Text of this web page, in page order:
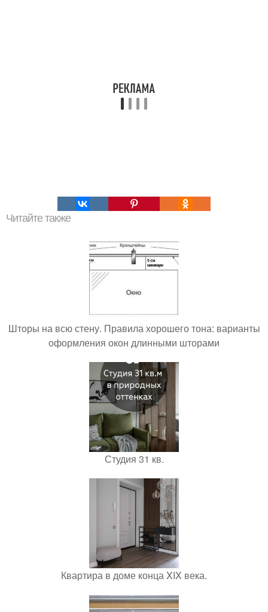
Читайте также
Шторы на всю стену. Правила хорошего тона: варианты
оформления окон длинными шторами
Студия 31 кв.
Квартира в доме конца XIX века.